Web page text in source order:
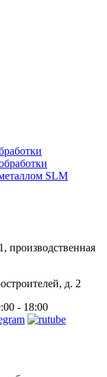
SLM
производственная
д. 2
- 18:00